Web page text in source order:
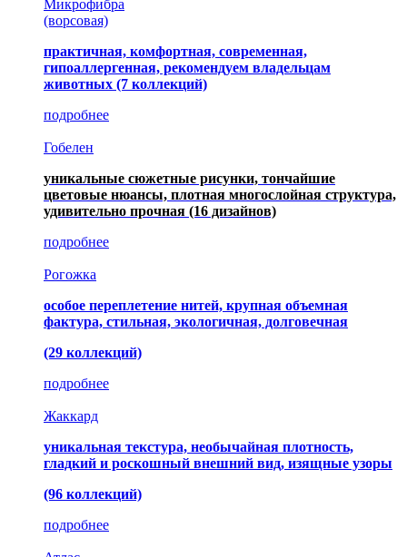
Микрофибра
(ворсовая)
практичная, комфортная, современная,
гипоаллергенная, рекомендуем владельцам
животных (7 коллекций)
подробнее
Гобелен
уникальные сюжетные рисунки, тончайшие
цветовые нюансы, плотная многослойная структура,
удивительно прочная (16 дизайнов)
подробнее
Рогожка
особое переплетение нитей, крупная объемная
фактура, стильная, экологичная, долговечная
(29 коллекций)
подробнее
Жаккард
уникальная текстура, необычайная плотность,
гладкий и роскошный внешний вид, изящные узоры
(96 коллекций)
подробнее